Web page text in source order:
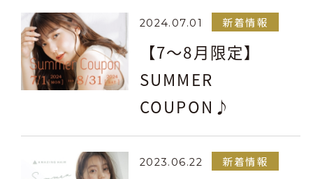
2024.07.01 新着情報
【7～8月限定】
SUMMER
COUPON♪
2023.06.22 新着情報